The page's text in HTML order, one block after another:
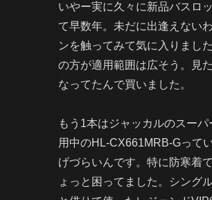
いやー実に久々に新品バスロ
て早数年。未だに出逢えない
ンを触ってみて気に入りまし
の方が適用範囲は広そう。見
なってたんで買いました。
もう1本はジャッカルのスー
用中のHL-CX661MRB-Gって
げづらいんです。特に防寒着
ょっと困ってました。シング